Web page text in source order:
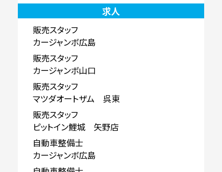
求人
販売スタッフ
カージャンボ広島
販売スタッフ
カージャンボ山口
販売スタッフ
マツダオートザム 呉東
販売スタッフ
ピットイン鯉城 矢野店
自動車整備士
カージャンボ広島